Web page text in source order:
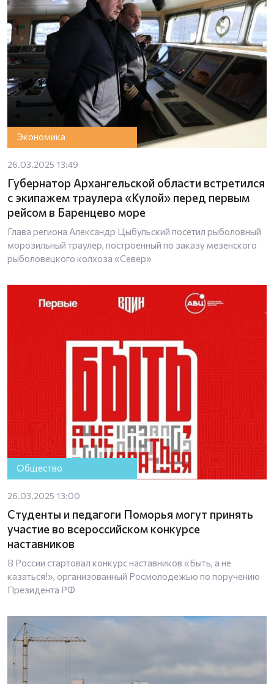
Экономика
26.03.2025 13:49
Губернатор Архангельской области встретился
с экипажем траулера «Кулой» перед первым
рейсом в Баренцево море
Глава региона Александр Цыбульский посетил рыболовный
морозильный траулер, построенный по заказу мезенского
рыболовецкого колхоза «Север»
Общество
26.03.2025 13:00
Студенты и педагоги Поморья могут принять
участие во всероссийском конкурсе
наставников
В России стартовал конкурс наставников «Быть, а не
казаться!», организованный Росмолодежью по поручению
Президента РФ